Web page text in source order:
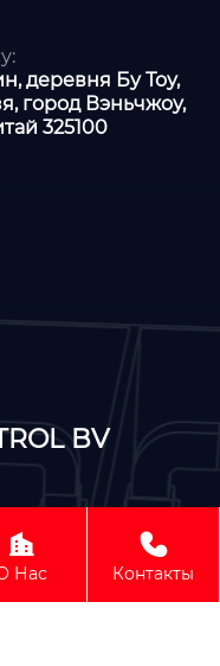
деревня Бу Тоу,
город Вэньчжоу,
325100
BV
BV

Нас

Контакты